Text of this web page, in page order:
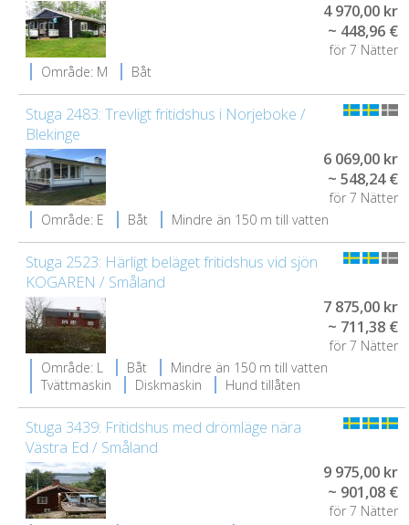
4 970,00 kr
~ 448,96 €
för 7 Nätter
Område: M
Båt
Stuga 2483: Trevligt fritidshus i Norjeboke /
Blekinge
6 069,00 kr
~ 548,24 €
för 7 Nätter
Område: E
Båt Mindre än 150 m till vatten
Stuga 2523: Härligt beläget fritidshus vid sjön
KOGAREN / Småland
7 875,00 kr
~ 711,38 €
för 7 Nätter
Område: L
Båt
Mindre än 150 m till vatten
Tvättmaskin
Diskmaskin Hund tillåten
Stuga 3439: Fritidshus med drömläge nära
Västra Ed / Småland
9 975,00 kr
~ 901,08 €
för 7 Nätter